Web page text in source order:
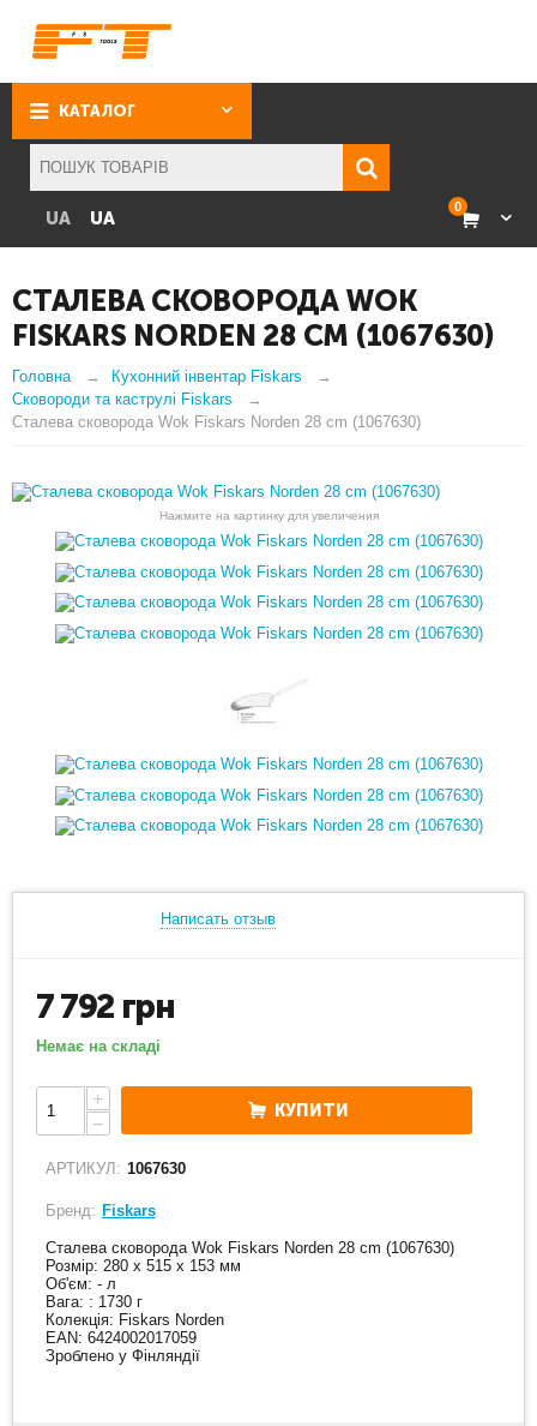
КАТАЛОГ
UA UA
0
СТАЛЕВА СКОВОРОДА WOK
FISKARS NORDEN 28 CM (1067630)
Головна
Кухонний інвентар Fiskars
Сковороди та каструлі Fiskars
Сталева сковорода Wok Fiskars Norden 28 cm (1067630)
Нажмите на картинку для увеличения
Написать отзыв
7 792 грн
Немає на складі
+
−
КУПИТИ
АРТИКУЛ: 1067630
Бренд: Fiskars
Сталева сковорода Wok Fiskars Norden 28 cm (1067630)
Розмір: 280 x 515 x 153 мм
Об'єм: - л
Вага: : 1730 г
Колекція: Fiskars Norden
EAN: 6424002017059
Зроблено у Фінляндії